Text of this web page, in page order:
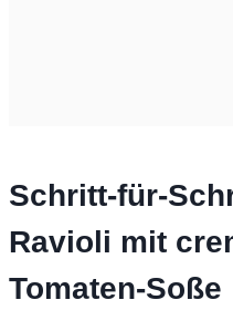
Schritt-für-
Ravioli mit
Tomaten-Soße